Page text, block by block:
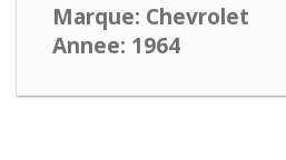
Marque: Chevrolet
Annee: 1964